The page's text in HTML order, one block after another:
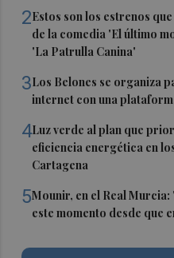
2Estos son los estrenos
de la comedia 'El último
'La Patrulla Canina'
3Los Belones se organiza
internet con una
4Luz verde al plan que
eficiencia energética en
Cartagena
5Mounir, en el Real
este momento desde que